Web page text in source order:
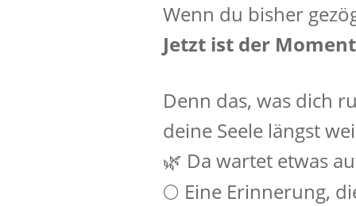
Wenn du bisher
Jetzt ist der
Denn das, was dich
deine Seele längst
🌿 Da wartet etwas
🌕 Eine Erinnerung,